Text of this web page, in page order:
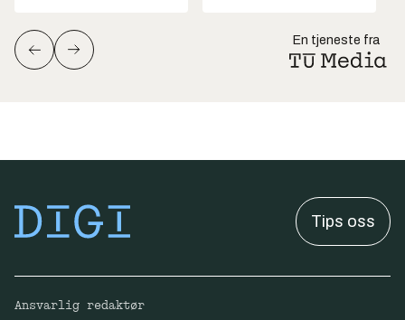
En tjeneste fra
Tips oss
Ansvarlig redaktør